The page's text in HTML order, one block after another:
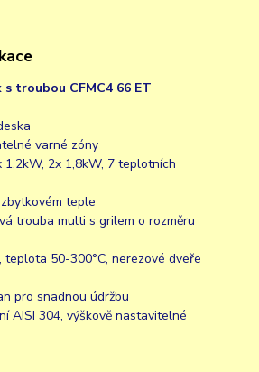
troubou CFMC4 66 ET
varné zóny
2x 1,8kW, 7 teplotních
teple
trouba multi s grilem o rozměru
50-300°C, nerezové dveře
pro snadnou údržbu
AISI 304, výškově nastavitelné